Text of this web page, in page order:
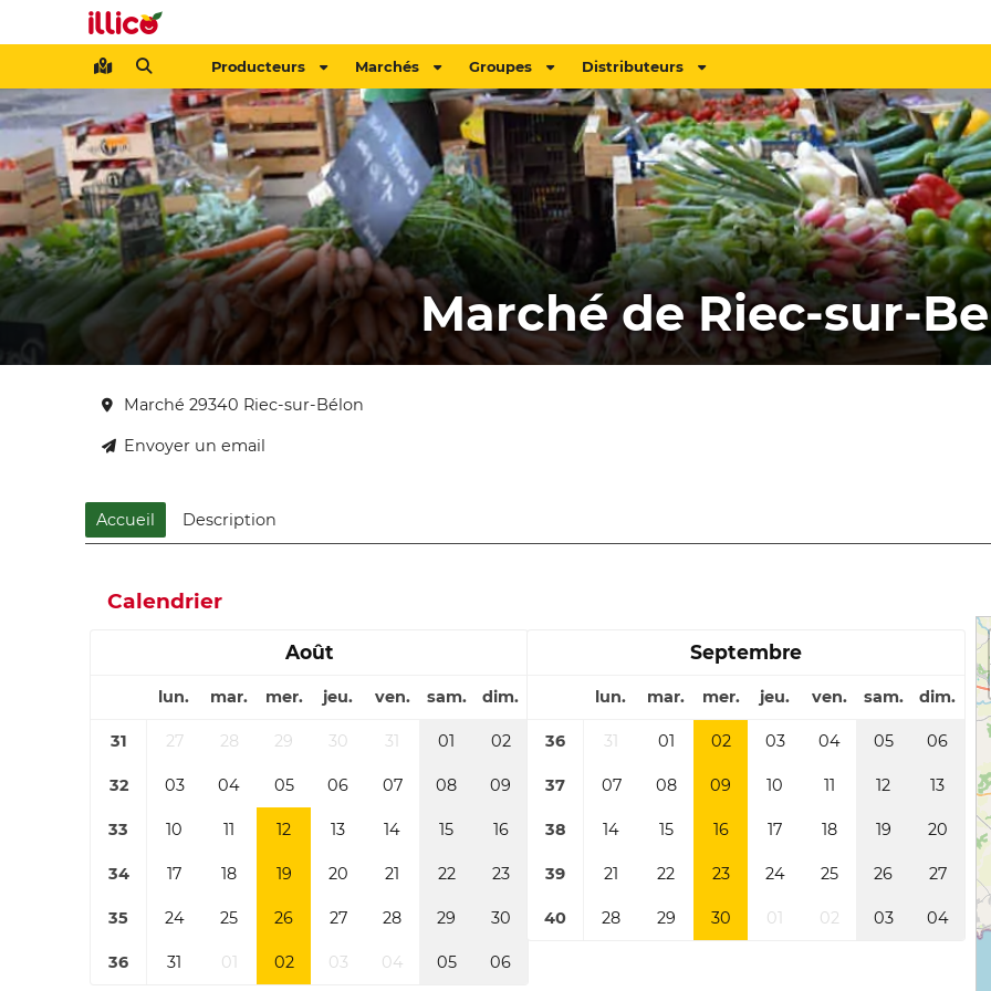
Producteurs Marchés Groupes Distributeurs
Marché de Riec-sur-
Marché 29340 Riec-sur-Bélon
Envoyer un email
Accueil Description
Calendrier
Août
lun. mar. mer. jeu. ven. sam. dim.
31 27 28 29 30 31 01 02
32 03 04 05 06 07 08 09
33 10 11 12 13 14 15 16
34 17 18 19 20 21 22 23
35 24 25 26 27 28 29 30
36 31 01 02 03 04 05 06
Septembre
lun. mar. mer. jeu. ven. sam. dim.
36 31 01 02 03 04 05 06
37 07 08 09 10 11 12 13
38 14 15 16 17 18 19 20
39 21 22 23 24 25 26 27
40 28 29 30 01 02 03 04